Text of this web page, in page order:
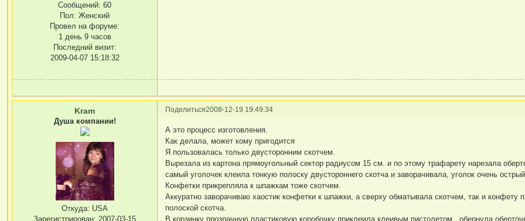
Сообщений: 60
Пол: Женский
Провел на форуме:
1 день 9 часов
Последний визит:
2009-04-07 15:18:32
Поделиться2008-12-19 19:49:34
Kram
Душа компании!
Откуда: USA
Зарегистрирован: 2007-03-15
А это процесс изготовления.
Как делала, может кому пригодится
Я пользовалась только двусторонним скотчем.
Вырезала из картона прямоугольный сектор радиусом 15 см. и по этому трафарету нарезала
самый уголочек клеила тонкую полоску двустороннего скотча и заворачивала, уголок очень
Конфетки прикрепляла к шпажкам тоже скотчем.
Аккуратно заворачиваю хаостик конфетки к шпажки, а сверху обматывала скотчем, так и
полоской скотча.
В корзинку прозрачную пластиковую коробочку приклеила клеивым пистолетом , обернула